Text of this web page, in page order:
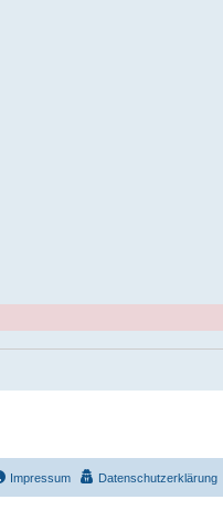
Datenschutzerklärung
Impressum